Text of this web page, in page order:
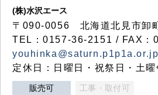
(株)水沢エース
〒090-0056 北海道北見市卸
TEL：0157-36-2151 / FAX：
youhinka@saturn.p1p1a.or.jp
定休日：日曜日・祝祭日・土曜
販売可 工事・取付可